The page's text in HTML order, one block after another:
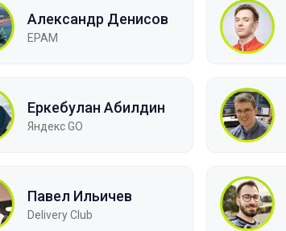
Александр Денисов
EPAM
Еркебулан Абилдин
Яндекс GO
Павел Ильичев
Delivery Club